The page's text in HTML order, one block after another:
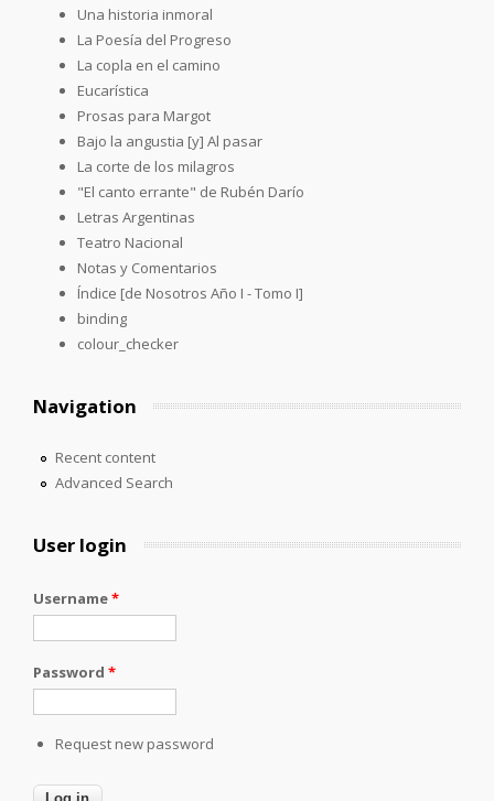
Una historia inmoral
La Poesía del Progreso
La copla en el camino
Eucarística
Prosas para Margot
Bajo la angustia [y] Al pasar
La corte de los milagros
"El canto errante" de Rubén Darío
Letras Argentinas
Teatro Nacional
Notas y Comentarios
Índice [de Nosotros Año I - Tomo I]
binding
colour_checker
Navigation
Recent content
Advanced Search
User login
Username*
Password *
Request new password